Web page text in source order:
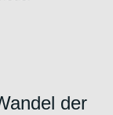
der